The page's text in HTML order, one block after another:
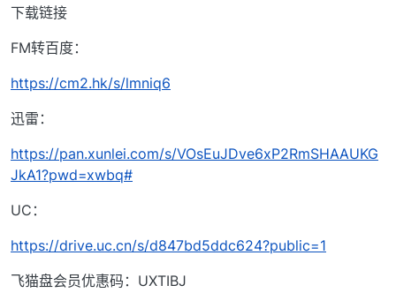
下载链接
FM转百度：
https://cm2.hk/s/lmniq6
迅雷：
https://pan.xunlei.com/s/VOsEuJDve6xP2RmSHAAUKG
JkA1?pwd=xwbq#
UC：
https://drive.uc.cn/s/d847bd5ddc624?public=1
飞猫盘会员优惠码：UXTIBJ